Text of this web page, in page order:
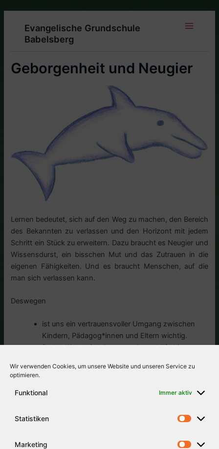
Wir verwenden Cookies, um unsere Website und unseren Service zu
optimieren.
Funktional Immer aktiv
Statistiken
Marketing
springenEvangelische Grundschule
Babelsberg
Geborgenheit und Neugier
Lernen bedeutet, sich auf den Weg zu machen, den Bereich
des Bekannten zu verlassen und den Horizont mit jedem
Schritt ein Stück zu erweitern. Dazu braucht es Neugier und
Wissensdurst, ein bisschen Mut und das Zutrauen in die
eigenen Fähigkeiten. Und es braucht Menschen, auf die
man sich verlassen kann.
Deswegen
ist uns ein vertrauensvoller Umgang zwischen
Kindern, Pädagog*innen und Eltern wichtig.
finden Kinder Gehör, wenn sie um Hilfe bitten.
ist es uns wichtig, Kindern die Zeit und
brauchen.
verlässliche Ansprechpartner*innen und
achten wir darauf, dass Kinder ihre